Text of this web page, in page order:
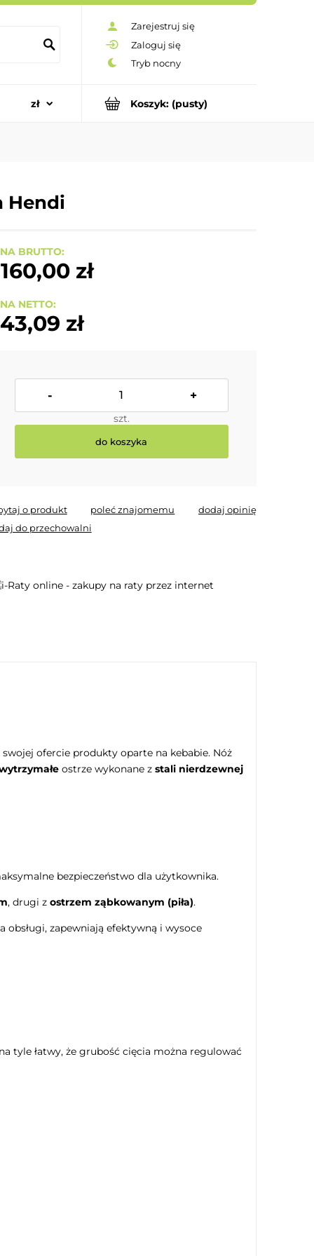
Zarejestruj się
Zaloguj się
Koszyk: (pusty)
Hendi
BRUTTO:
zł
NETTO:
zł
- +
szt.
do koszyka
o produkt poleć znajomemu
dodaj opinię
do przechowalni
ofercie produkty oparte na kebabie. Nóż
ostrze wykonane z stali nierdzewnej
bezpieczeństwo dla użytkownika.
, drugi z ostrzem ząbkowanym (piła).
obsługi, zapewniają efektywną i wysoce
tyle łatwy, że grubość cięcia można regulować